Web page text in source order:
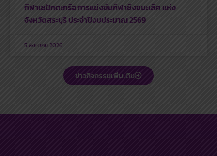
กีฬาเซปักตะกร้อ การแข่งขันกีฬาชิงชนะเลิศ แห่ง
จังหวัดสระบุรี ประจำปีงบประมาณ 2569
5 สิงหาคม 2026
ข่าวกิจกรรมเพิ่มเติม